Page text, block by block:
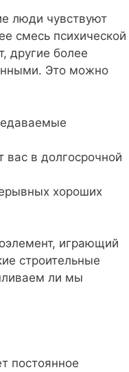
люди чувствуют
смесь психической
другие более
Это можно
в долгосрочной
хороших
играющий
строительные
ли мы
постоянное